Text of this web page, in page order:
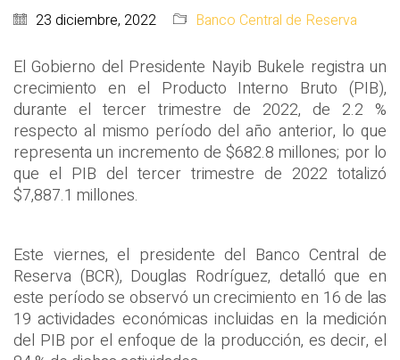
23 diciembre, 2022 Banco Central de Reserva
El Gobierno del Presidente Nayib Bukele registra un
crecimiento en el Producto Interno Bruto (PIB),
durante el tercer trimestre de 2022, de 2.2 %
respecto al mismo período del año anterior, lo que
representa un incremento de $682.8 millones; por lo
que el PIB del tercer trimestre de 2022 totalizó
$7,887.1 millones.
Este viernes, el presidente del Banco Central de
Reserva (BCR), Douglas Rodríguez, detalló que en
este período se observó un crecimiento en 16 de las
19 actividades económicas incluidas en la medición
del PIB por el enfoque de la producción, es decir, el